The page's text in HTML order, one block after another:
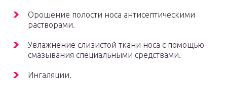
Орошение полости носа антисептическими
растворами.
Увлажнение слизистой ткани носа с помощью
смазывания специальными средствами.
Ингаляции.